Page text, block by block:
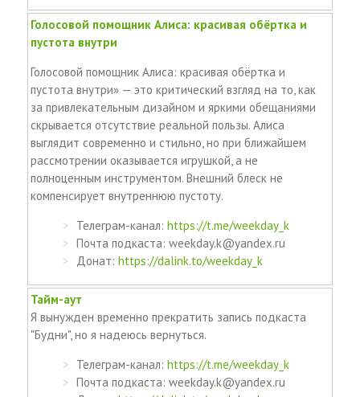
Голосовой помощник Алиса: красивая обёртка и
пустота внутри
Голосовой помощник Алиса: красивая обёртка и
пустота внутри» — это критический взгляд на то, как
за привлекательным дизайном и яркими обещаниями
скрывается отсутствие реальной пользы. Алиса
выглядит современно и стильно, но при ближайшем
рассмотрении оказывается игрушкой, а не
полноценным инструментом. Внешний блеск не
компенсирует внутреннюю пустоту.
Телеграм-канал: https://t.me/weekday_k
Почта подкаста: weekday.k@yandex.ru
Донат: https://dalink.to/weekday_k
Тайм-аут
Я вынужден временно прекратить запись подкаста
"Будни", но я надеюсь вернуться.
Телеграм-канал: https://t.me/weekday_k
Почта подкаста: weekday.k@yandex.ru